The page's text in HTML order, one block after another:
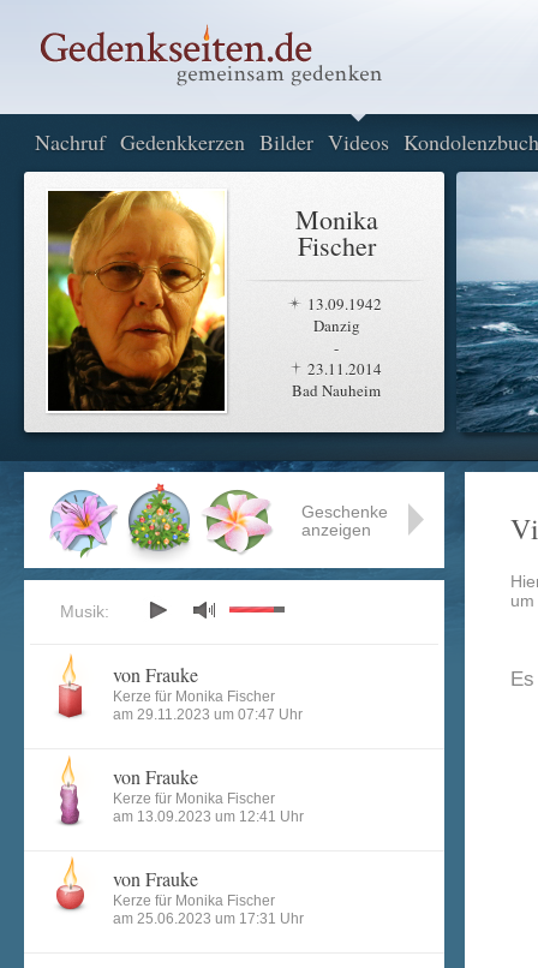
Nachruf Gedenkkerzen Bilder Videos Kondolenzbuch
Monika
Fischer
13.09.1942
Danzig
-
23.11.2014
Bad Nauheim
Geschenke
anzeigen
Musik:
von Frauke
Kerze für Monika Fischer
am 29.11.2023 um 07:47 Uhr
von Frauke
Kerze für Monika Fischer
am 13.09.2023 um 12:41 Uhr
von Frauke
Kerze für Monika Fischer
am 25.06.2023 um 17:31 Uhr